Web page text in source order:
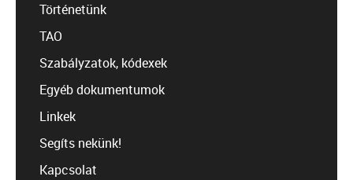
Történetünk
TAO
Szabályzatok, kódexek
Egyéb dokumentumok
Linkek
Segíts nekünk!
Kapcsolat